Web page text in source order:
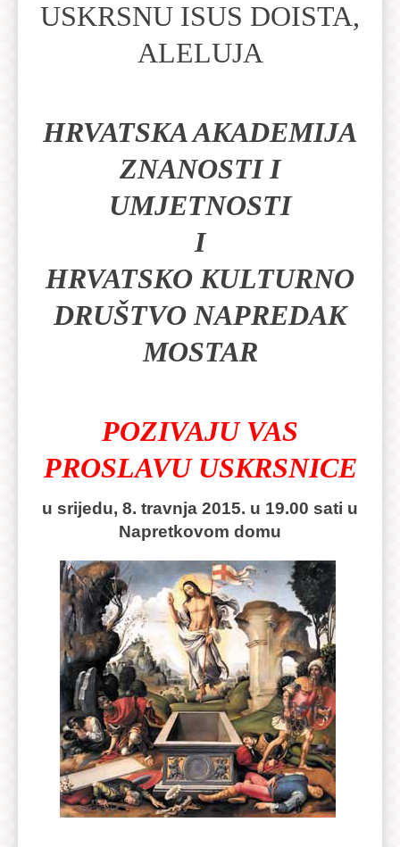
USKRSNU ISUS DOISTA,
ALELUJA
HRVATSKA AKADEMIJA
ZNANOSTI I
UMJETNOSTI
I
HRVATSKO KULTURNO
DRUŠTVO NAPREDAK
MOSTAR
POZIVAJU VAS
PROSLAVU USKRSNICE
u srijedu, 8. travnja 2015. u 19.00 sati u
Napretkovom domu